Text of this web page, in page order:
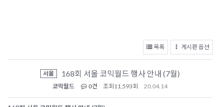
목록 게시판 옵션
서울 168회 서울 코믹월드 행사 안내 (7월)
코믹월드 0건 조회 11,593회 20.04.14